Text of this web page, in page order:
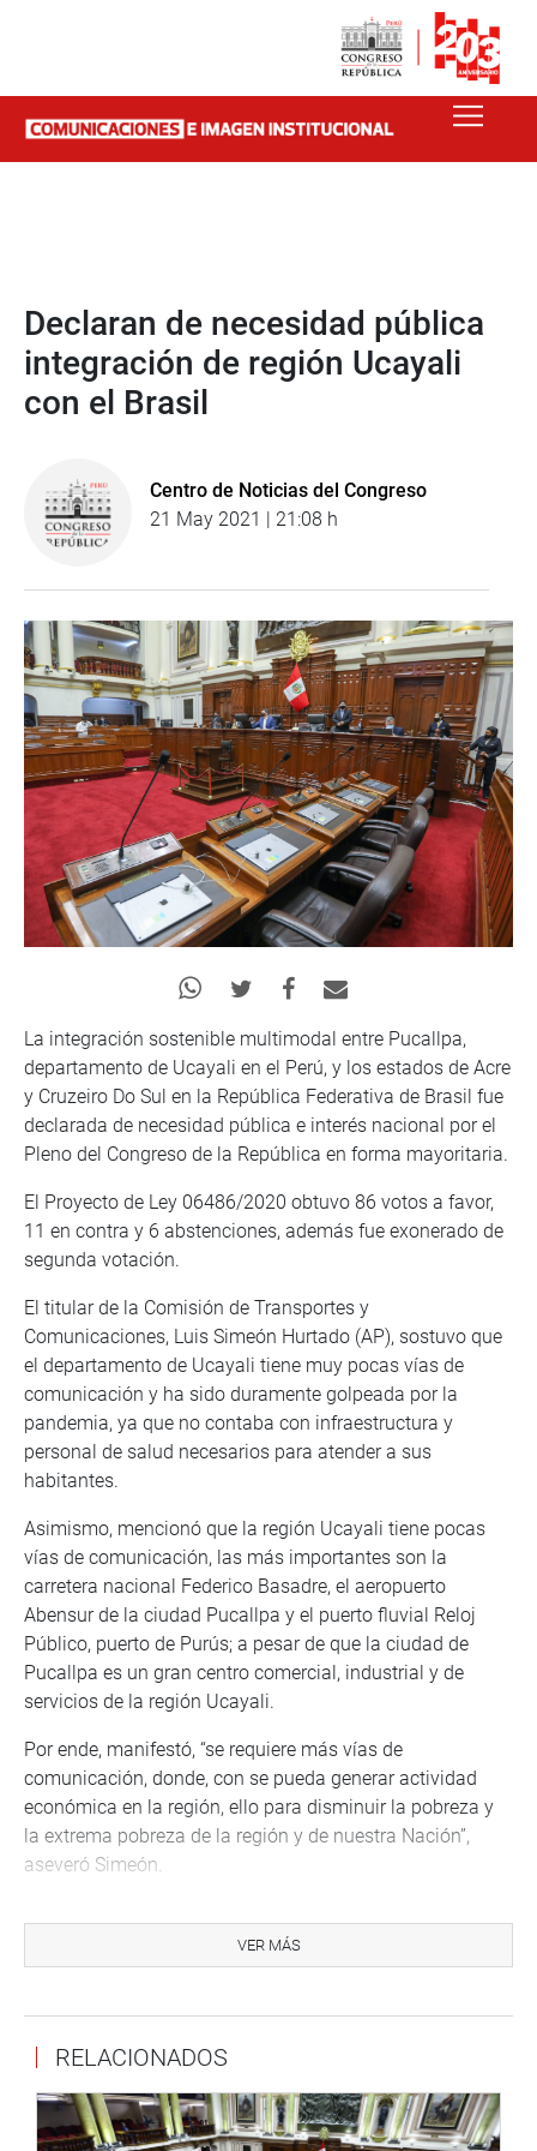
Declaran de necesidad pública
integración de región Ucayali
con el Brasil
Centro de Noticias del Congreso
21 May 2021 | 21:08 h
La integración sostenible multimodal entre Pucallpa,
departamento de Ucayali en el Perú, y los estados de Acre
y Cruzeiro Do Sul en la República Federativa de Brasil fue
declarada de necesidad pública e interés nacional por el
Pleno del Congreso de la República en forma mayoritaria.
El Proyecto de Ley 06486/2020 obtuvo 86 votos a favor,
11 en contra y 6 abstenciones, además fue exonerado de
segunda votación.
El titular de la Comisión de Transportes y
Comunicaciones, Luis Simeón Hurtado (AP), sostuvo que
el departamento de Ucayali tiene muy pocas vías de
comunicación y ha sido duramente golpeada por la
pandemia, ya que no contaba con infraestructura y
personal de salud necesarios para atender a sus
habitantes.
Asimismo, mencionó que la región Ucayali tiene pocas
vías de comunicación, las más importantes son la
carretera nacional Federico Basadre, el aeropuerto
Abensur de la ciudad Pucallpa y el puerto fluvial Reloj
Público, puerto de Purús; a pesar de que la ciudad de
Pucallpa es un gran centro comercial, industrial y de
servicios de la región Ucayali.
Por ende, manifestó, “se requiere más vías de
comunicación, donde, con se pueda generar actividad
económica en la región, ello para disminuir la pobreza y
la extrema pobreza de la región y de nuestra Nación”,
aseveró Simeón.
por el este al Estado de Acre, en el Brasil, “las autoridades
peruanas con las autoridades brasileñas llevan años de
para el desarrollo e integración Fronteriza, que establece
y seguimiento de la Política Nacional de Desarrollo e
Integración Fronterizos”.
VER MÁS
RELACIONADOS